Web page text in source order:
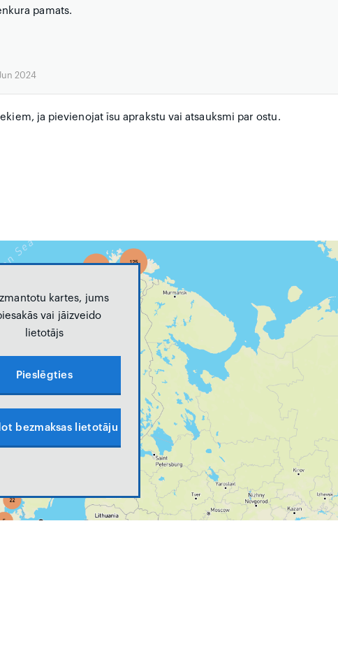
pamats.
2024
ja pievienojat īsu aprakstu vai atsauksmi par ostu.
kartes, jums
vai jāizveido
lietotājs
Pieslēgties
bezmaksas lietotāju